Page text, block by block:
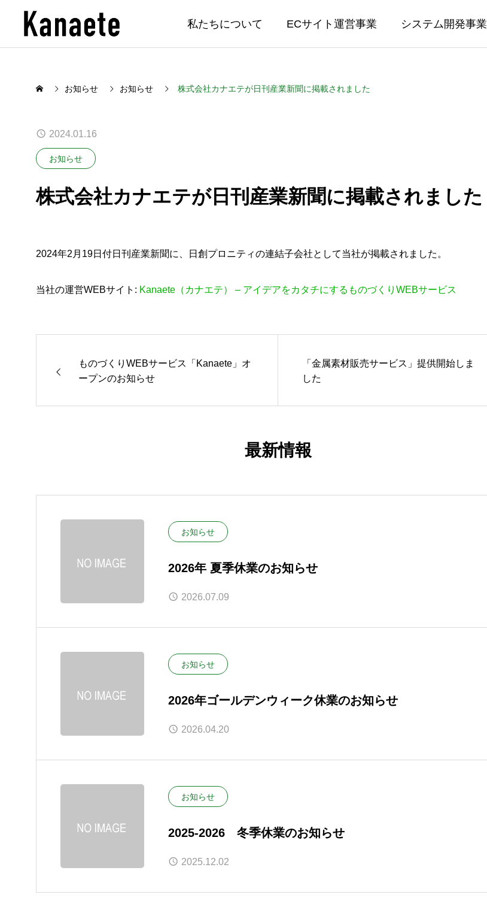
私たちについて ECサイト運営事業 システム開発事業
お知らせ お知らせ 株式会社カナエテが日刊産業新聞に掲載されました
2024.01.16
お知らせ
株式会社カナエテが日刊産業新聞に掲載されました
2024年2月19日付日刊産業新聞に、日創プロニティの連結子会社として当社が掲載されました。
当社の運営WEBサイト: Kanaete（カナエテ） – アイデアをカタチにするものづくりWEBサービス
ものづくりWEBサービス「Kanaete」オ
ープンのお知らせ
「金属素材販売サービス」提供開始しま
した
最新情報
お知らせ
2026年 夏季休業のお知らせ
2026.07.09
お知らせ
2026年ゴールデンウィーク休業のお知らせ
2026.04.20
お知らせ
2025-2026 冬季休業のお知らせ
2025.12.02